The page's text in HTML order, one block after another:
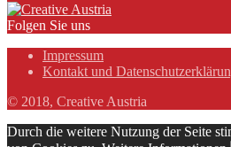
Folgen Sie uns
Impressum
Kontakt und
© 2018, Creative Austria
Durch die weitere Nutzung der Seite